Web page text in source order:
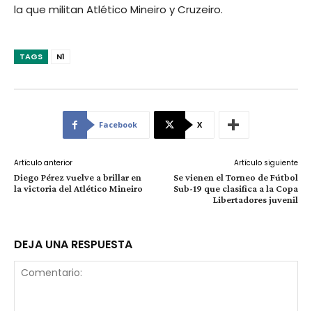
la que militan Atlético Mineiro y Cruzeiro.
TAGS N1
Facebook X
Artículo anterior
Diego Pérez vuelve a brillar en
la victoria del Atlético Mineiro
Artículo siguiente
Se vienen el Torneo de Fútbol
Sub-19 que clasifica a la Copa
Libertadores juvenil
DEJA UNA RESPUESTA